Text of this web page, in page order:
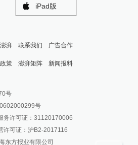
iPad版
湃 联系我们 广告合作
策 澎湃矩阵
新闻公众号
新闻抖音号
万物开放平台
SHANGHAI
新闻报料
号
号
务许可证：31120170006
许可证：沪B2-2017116
东方报业有限公司